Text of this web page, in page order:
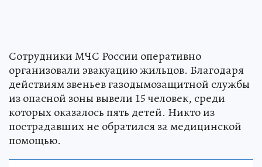
Сотрудники МЧС России оперативно
организовали эвакуацию жильцов. Благодаря
действиям звеньев газодымозащитной службы
из опасной зоны вывели 15 человек, среди
которых оказалось пять детей. Никто из
пострадавших не обратился за медицинской
помощью.